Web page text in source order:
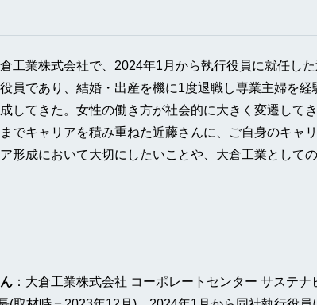
工業株式会社で、2024年1月から執行役員に就任し
員であり、結婚・出産を機に1度退職し専業主婦を経
してきた。女性の働き方が社会的に大きく変遷して
でキャリアを積み重ねた近藤さんに、ご自身のキャ
形成において大切にしたいことや、大倉工業として
：大倉工業株式会社 コーポレートセンター サステ